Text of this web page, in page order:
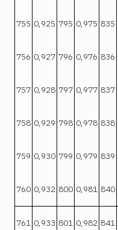
755 0,925 795 0,975 835
756 0,927 796 0,976 836
757 0,928 797 0,977 837
758 0,929 798 0,978 838
759 0,930 799 0,979 839
760 0,932 800 0,981 840
761 0,933 801 0,982 841